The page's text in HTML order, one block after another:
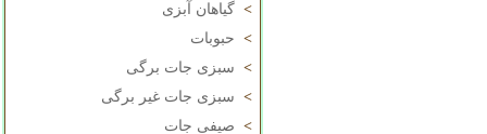
> گیاهان آبزی
> حبوبات
> سبزی جات برگی
> سبزی جات غیر برگی
> صیفی جات